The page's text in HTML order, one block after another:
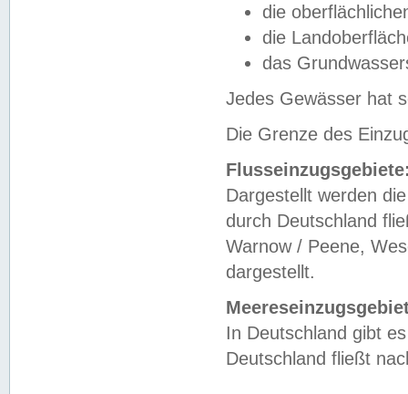
die
die
das
Jedes Gewässer hat
Die Grenze des
Dargestellt werden
durch Deutschland
Warnow / Peene,
dargestellt.
In Deutschland gibt
Deutschland fließt